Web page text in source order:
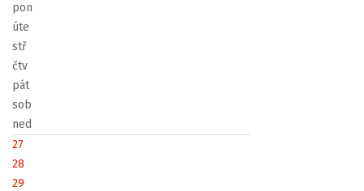
pon
úte
stř
čtv
pát
sob
ned
27
28
29